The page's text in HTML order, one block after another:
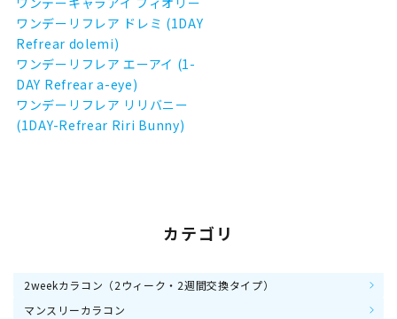
ワンデーリフレア ドレミ (1DAY
Refrear dolemi)
ワンデーリフレア エーアイ (1-
DAY Refrear a-eye)
ワンデーリフレア リリバニー
(1DAY-Refrear Riri Bunny)
カテゴリ
2weekカラコン（2ウィーク・2週間交換タイプ）
マンスリーカラコン